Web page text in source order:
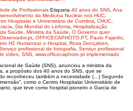
de Profissionais Etiqueta 40 anos do SNS Ana
da Medicina Nuclear nos HUC
Hospitalar e Universitário de Coimbra CHUC
Dia Mundial do Linfoma
Hospitalização
Saúde Ministra da Saúde
O Governo quer
Observador.pt OFFICECAPHOTO.PT, Paulo Fajardo
H2 Humanizar o Hospital Rosa Gonçalves
Serviço profissional de fotografia
Serviço profissional
vídeo SNS www.officecaphoto.pt implementado
de Saúde (SNS), anunciou a ministra da
a propósito dos 40 anos do SNS, que se
reconheceu também a necessidade (…) Segundo
como o Centro Hospitalar Universitário de
que teve como hospital pioneiro o Garcia de